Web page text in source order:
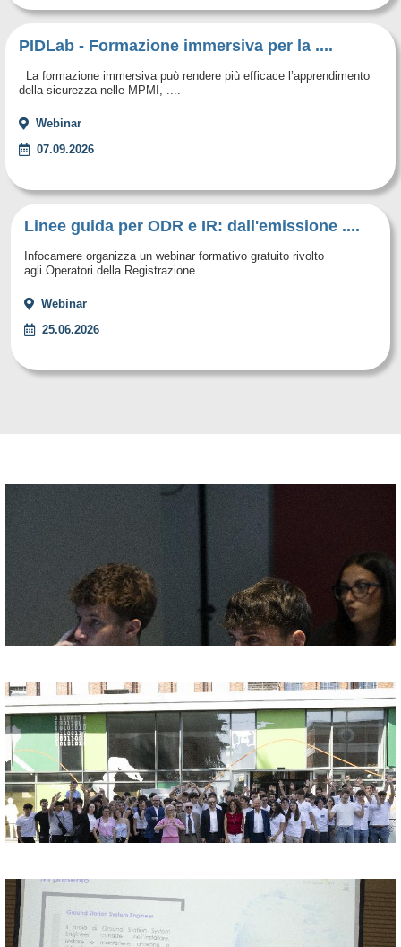
PIDLab - Formazione immersiva per la ....
La formazione immersiva può rendere più efficace l’apprendimento
della sicurezza nelle MPMI, ....
Webinar
07.09.2026
Linee guida per ODR e IR: dall'emissione ....
Infocamere organizza un webinar formativo gratuito rivolto
agli Operatori della Registrazione ....
Webinar
25.06.2026